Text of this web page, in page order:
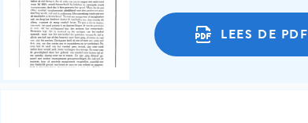
LEES DE PDF